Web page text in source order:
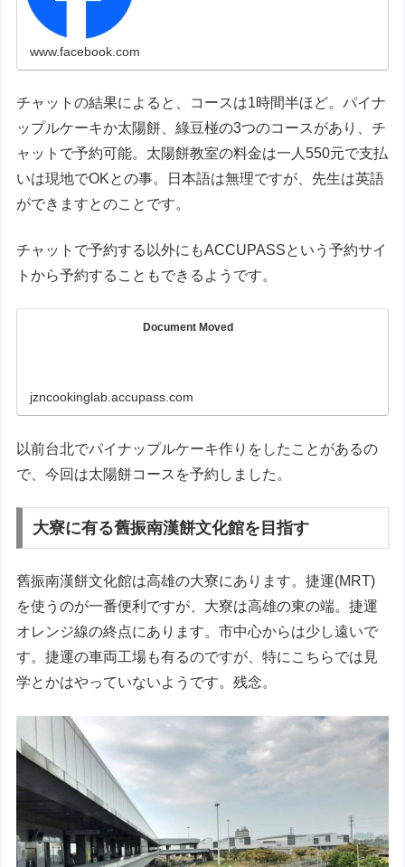
www.facebook.com
チャットの結果によると、コースは1時間半ほど。パイナ
ップルケーキか太陽餅、綠豆椪の3つのコースがあり、チ
ャットで予約可能。太陽餅教室の料金は一人550元で支払
いは現地でOKとの事。日本語は無理ですが、先生は英語
ができますとのことです。
チャットで予約する以外にもACCUPASSという予約サイ
トから予約することもできるようです。
Document Moved
jzncookinglab.accupass.com
以前台北でパイナップルケーキ作りをしたことがあるの
で、今回は太陽餅コースを予約しました。
大寮に有る舊振南漢餅文化館を目指す
舊振南漢餅文化館は高雄の大寮にあります。捷運(MRT)
を使うのが一番便利ですが、大寮は高雄の東の端。捷運
オレンジ線の終点にあります。市中心からは少し遠いで
す。捷運の車両工場も有るのですが、特にこちらでは見
学とかはやっていないようです。残念。